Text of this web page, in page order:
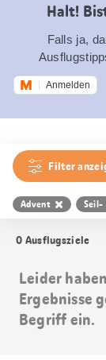
Halt!
Falls ja,
Anmelden
Filter
Advent Seil-
0 Ausflugsziele
Leider
Ergebnisse
Begriff ein.